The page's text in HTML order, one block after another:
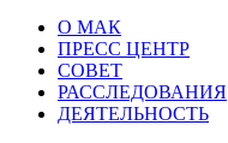
О МАК
ПРЕСС ЦЕНТР
СОВЕТ
РАССЛЕДОВАНИЯ
ДЕЯТЕЛЬНОСТЬ